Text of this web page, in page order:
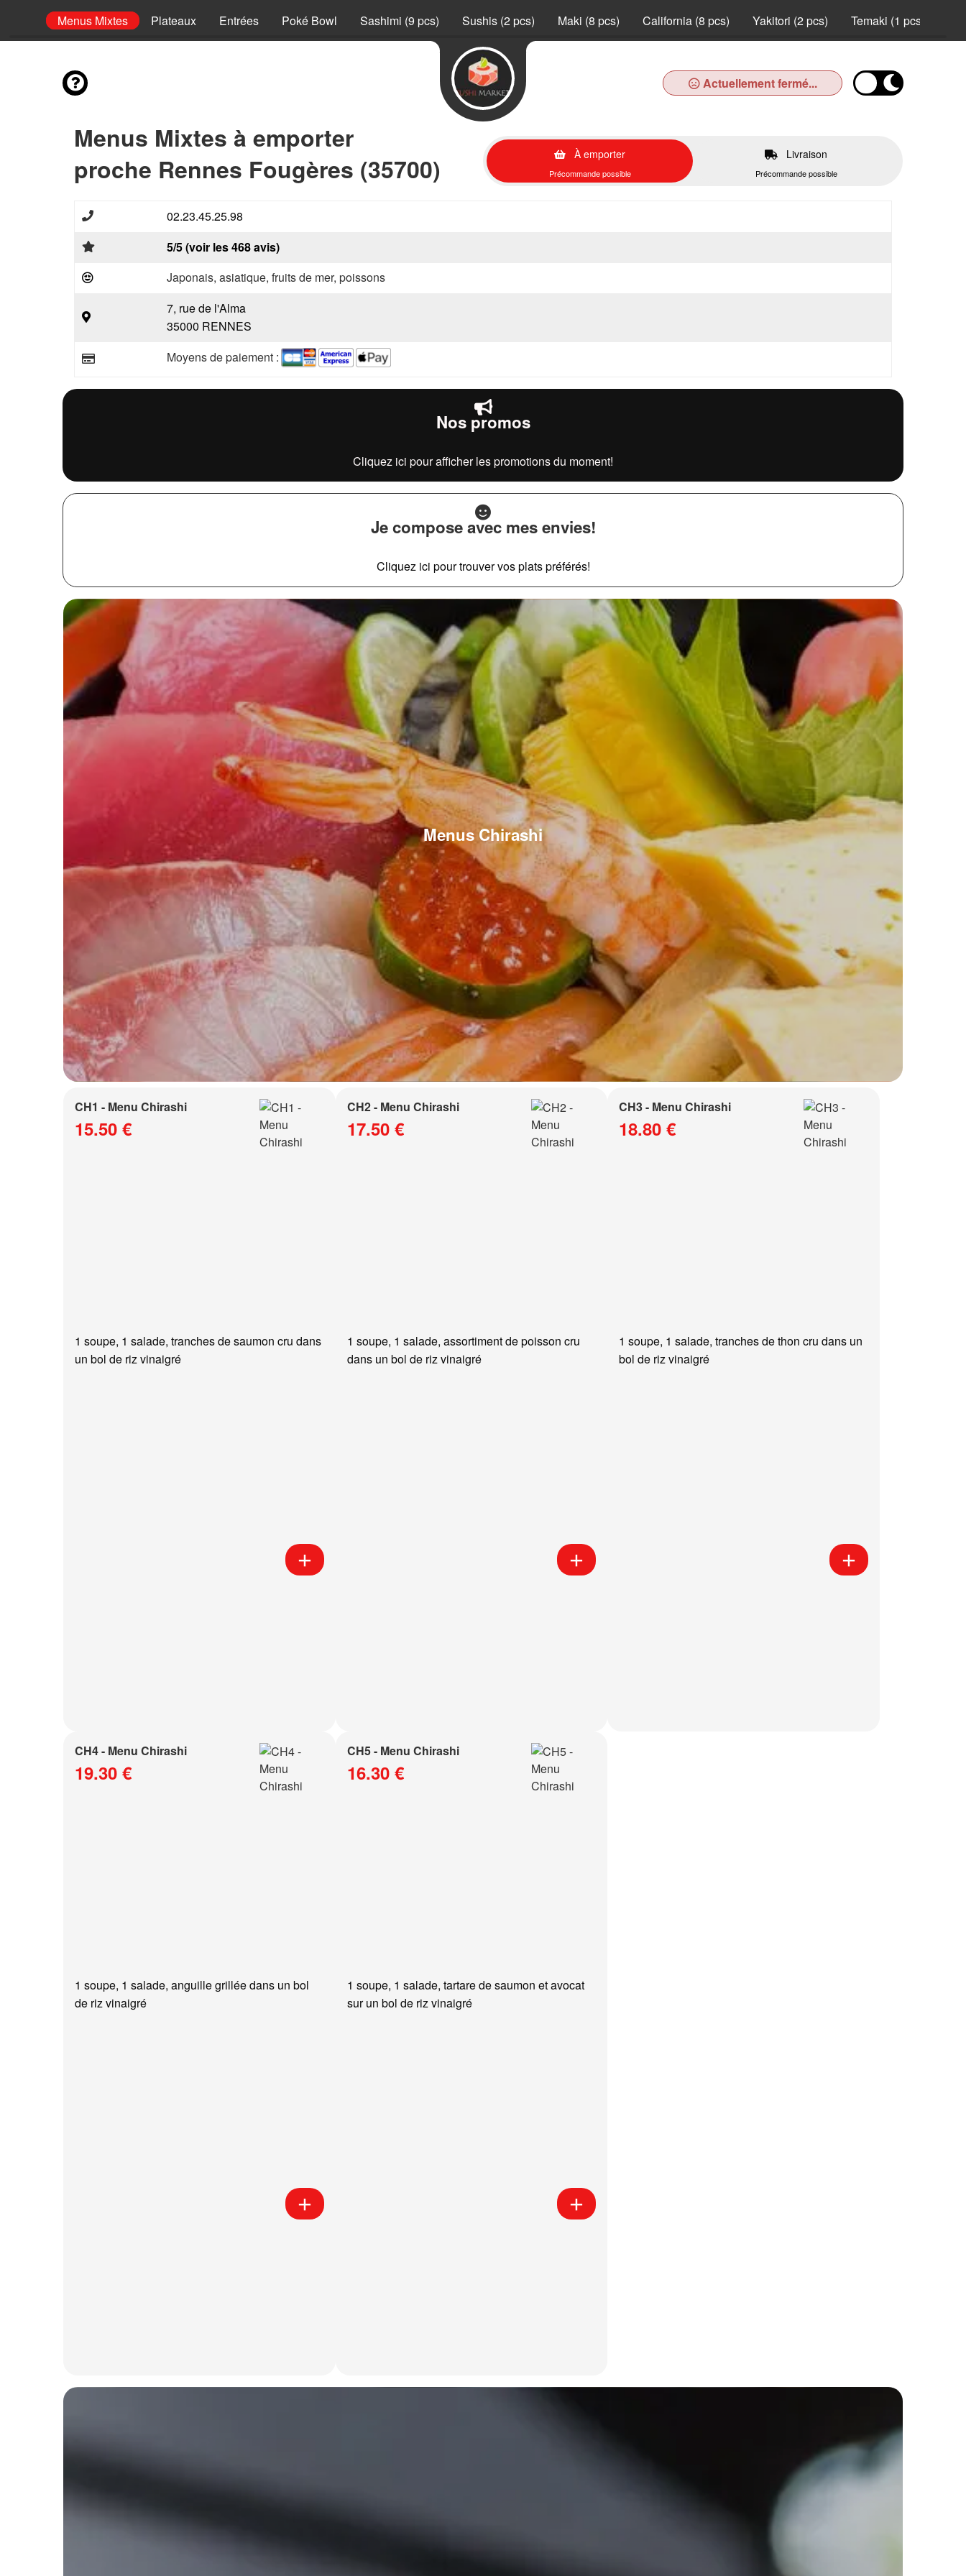
Menus Mixtes Plateaux Entrées Poké Bowl Sashimi (9 pcs) Sushis (2 pcs) Maki (8 pcs) California (8 pcs) Yakitori (2 pcs) Temaki (1 pcs)
Actuellement fermé...
Menus Mixtes à emporter
proche Rennes Fougères (35700)
À emporter
Précommande possible
Livraison
Précommande possible
02.23.45.25.98
5/5 (voir les 468 avis)
Japonais, asiatique, fruits de mer, poissons
7, rue de l'Alma
35000 RENNES
Moyens de paiement :
Nos promos
Cliquez ici pour afficher les promotions du moment!
Je compose avec mes envies!
Cliquez ici pour trouver vos plats préférés!
Menus Chirashi
CH1 - Menu Chirashi
15.50 €
1 soupe, 1 salade, tranches de saumon cru dans
un bol de riz vinaigré
CH2 - Menu Chirashi
17.50 €
1 soupe, 1 salade, assortiment de poisson cru
dans un bol de riz vinaigré
CH3 - Menu Chirashi
18.80 €
1 soupe, 1 salade, tranches de thon cru dans un
bol de riz vinaigré
CH4 - Menu Chirashi
19.30 €
1 soupe, 1 salade, anguille grillée dans un bol
de riz vinaigré
CH5 - Menu Chirashi
16.30 €
1 soupe, 1 salade, tartare de saumon et avocat
sur un bol de riz vinaigré